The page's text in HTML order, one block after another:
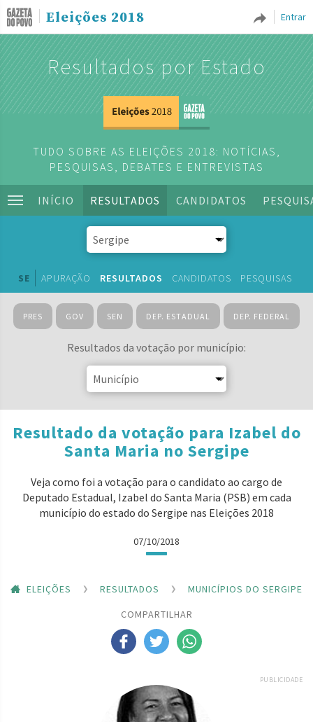
Entrar
Eleições 2018
Resultados por Estado
TUDO SOBRE AS ELEIÇÕES 2018: NOTÍCIAS,
PESQUISAS, DEBATES E ENTREVISTAS
INÍCIO RESULTADOS CANDIDATOS
SE APURAÇÃO RESULTADOS CANDIDATOS PESQUISAS
PRES GOV SEN DEP. ESTADUAL DEP. FEDERAL
Resultados da votação por município:
Resultado da votação para Izabel do
Santa Maria no Sergipe
Veja como foi a votação para o candidato ao cargo de
Deputado Estadual, Izabel do Santa Maria (PSB) em cada
município do estado do Sergipe nas Eleições 2018
07/10/2018
ELEIÇÕES RESULTADOS
MUNICÍPIOS DO SERGIPE
COMPARTILHAR
PUBLICIDADE